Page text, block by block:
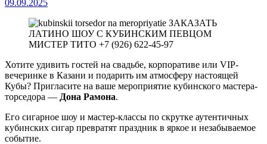
09.09.2025
Хотите удивить гостей на свадьбе, корпоративе или VIP-
вечеринке в Казани и подарить им атмосферу настоящей
Кубы? Пригласите на ваше мероприятие кубинского мастера-
торседора — Дона Рамона.
Его сигарное шоу и мастер-классы по скрутке аутентичных
кубинских сигар превратят праздник в яркое и незабываемое
событие.